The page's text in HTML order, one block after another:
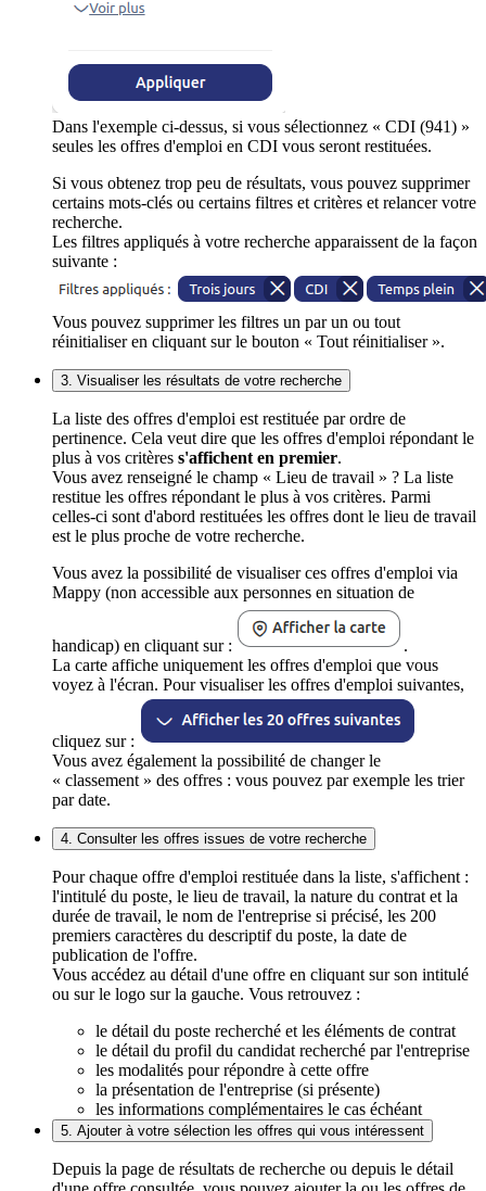
Dans l'exemple ci-dessus, si vous sélectionnez « CDI (941) »
seules les offres d'emploi en CDI vous seront restituées.
Si vous obtenez trop peu de résultats, vous pouvez supprimer
certains mots-clés ou certains filtres et critères et relancer votre
recherche.
Les filtres appliqués à votre recherche apparaissent de la façon
suivante :
Vous pouvez supprimer les filtres un par un ou tout
réinitialiser en cliquant sur le bouton « Tout réinitialiser ».
3. Visualiser les résultats de votre recherche
La liste des offres d'emploi est restituée par ordre de
pertinence. Cela veut dire que les offres d'emploi répondant le
plus à vos critères s'affichent en premier.
Vous avez renseigné le champ « Lieu de travail » ? La liste
restitue les offres répondant le plus à vos critères. Parmi
celles-ci sont d'abord restituées les offres dont le lieu de travail
est le plus proche de votre recherche.
Vous avez la possibilité de visualiser ces offres d'emploi via
Mappy (non accessible aux personnes en situation de
handicap) en cliquant sur :
.
La carte affiche uniquement les offres d'emploi que vous
voyez à l'écran. Pour visualiser les offres d'emploi suivantes,
cliquez sur :
Vous avez également la possibilité de changer le
« classement » des offres : vous pouvez par exemple les trier
par date.
4. Consulter les offres issues de votre recherche
Pour chaque offre d'emploi restituée dans la liste, s'affichent :
l'intitulé du poste, le lieu de travail, la nature du contrat et la
durée de travail, le nom de l'entreprise si précisé, les 200
premiers caractères du descriptif du poste, la date de
publication de l'offre.
Vous accédez au détail d'une offre en cliquant sur son intitulé
ou sur le logo sur la gauche. Vous retrouvez :
le détail du poste recherché et les éléments de contrat
le détail du profil du candidat recherché par l'entreprise
les modalités pour répondre à cette offre
la présentation de l'entreprise (si présente)
les informations complémentaires le cas échéant
5. Ajouter à votre sélection les offres qui vous intéressent
Depuis la page de résultats de recherche ou depuis le détail